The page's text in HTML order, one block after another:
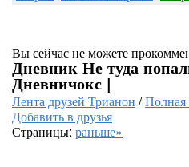
Вы сейчас не можете
Дневник Не туда
Дневничокс |
Лента друзей Трианон /Полная
Добавить в друзья
Страницы: раньше»